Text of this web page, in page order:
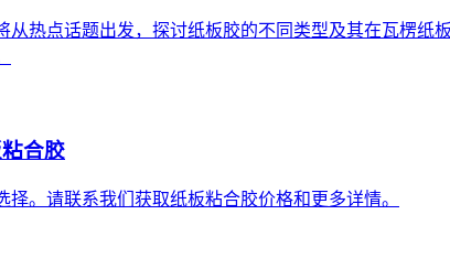
热点话题出发，探讨纸板胶的不同类型及其在瓦楞纸
合胶
。请联系我们获取纸板粘合胶价格和更多详情。